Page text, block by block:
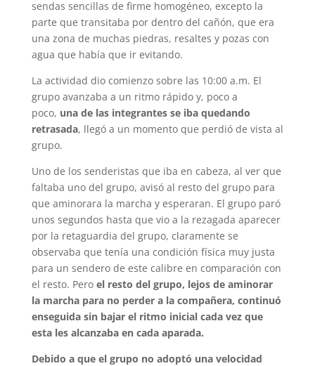
sendas sencillas de firme homogéneo, excepto la
parte que transitaba por dentro del cañón, que era
una zona de muchas piedras, resaltes y pozas con
agua que había que ir evitando.
La actividad dio comienzo sobre las 10:00 a.m. El
grupo avanzaba a un ritmo rápido y, poco a
poco, una de las integrantes se iba quedando
retrasada, llegó a un momento que perdió de vista al
grupo.
Uno de los senderistas que iba en cabeza, al ver que
faltaba uno del grupo, avisó al resto del grupo para
que aminorara la marcha y esperaran. El grupo paró
unos segundos hasta que vio a la rezagada aparecer
por la retaguardia del grupo, claramente se
observaba que tenía una condición física muy justa
para un sendero de este calibre en comparación con
el resto. Pero el resto del grupo, lejos de aminorar
la marcha para no perder a la compañera, continuó
enseguida sin bajar el ritmo inicial cada vez que
esta les alcanzaba en cada aparada.
Debido a que el grupo no adoptó una velocidad